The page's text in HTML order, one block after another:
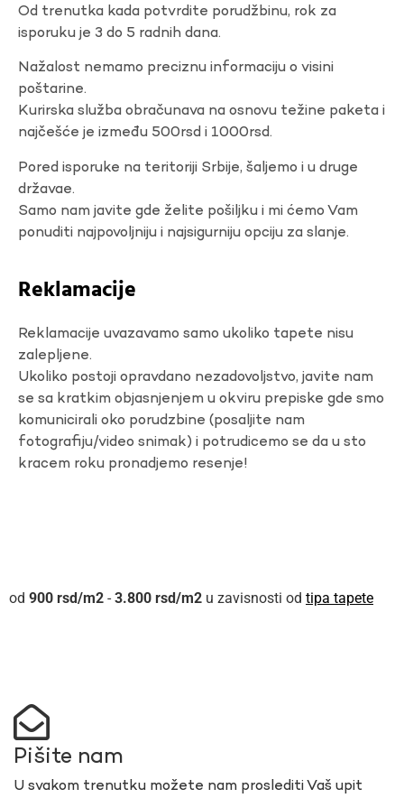
Od trenutka kada potvrdite porudžbinu, rok za
isporuku je 3 do 5 radnih dana.
Nažalost nemamo preciznu informaciju o visini
poštarine.
Kurirska služba obračunava na osnovu težine paketa i
najčešće je između 500rsd i 1000rsd.
Pored isporuke na teritoriji Srbije, šaljemo i u druge
državae.
Samo nam javite gde želite pošiljku i mi ćemo Vam
ponuditi najpovoljniju i najsigurniju opciju za slanje.
Reklamacije
Reklamacije uvazavamo samo ukoliko tapete nisu
zalepljene.
Ukoliko postoji opravdano nezadovoljstvo, javite nam
se sa kratkim objasnjenjem u okviru prepiske gde smo
komunicirali oko porudzbine (posaljite nam
fotografiju/video snimak) i potrudicemo se da u sto
kracem roku pronadjemo resenje!
900 rsd - 3.800 rsd u zavisnosti od tipa tapete
Pišite nam
U svakom trenutku možete nam proslediti Vaš upit